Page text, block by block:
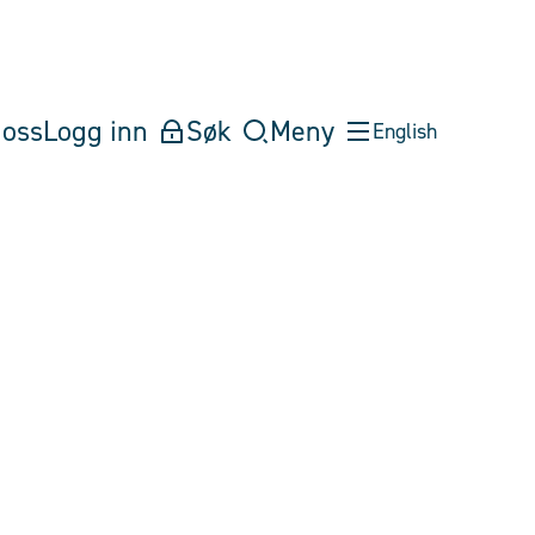
Logg inn Søk Meny English